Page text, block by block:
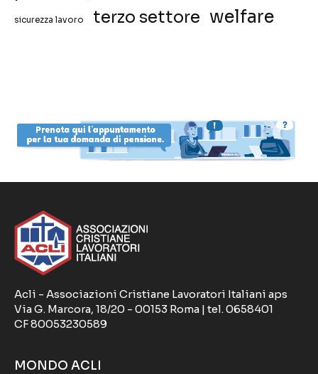
sicurezza lavoro terzo settore welfare
Acli - Associazioni Cristiane Lavoratori Italiani aps
Via G. Marcora, 18/20 - 00153 Roma | tel. 0658401
CF 80053230589
MONDO ACLI